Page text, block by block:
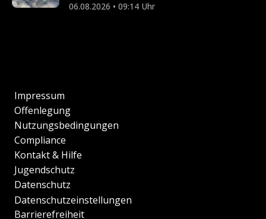
06.08.2026 • 09:14 Uhr
Impressum
Offenlegung
Nutzungsbedingungen
Compliance
Kontakt & Hilfe
Jugendschutz
Datenschutz
Datenschutzeinstellungen
Barrierefreiheit